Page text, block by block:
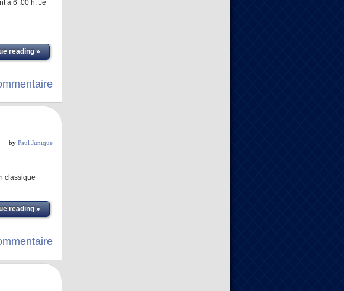
à 6 :00 h. Je
reading »
by Paul Junique
classique
reading »